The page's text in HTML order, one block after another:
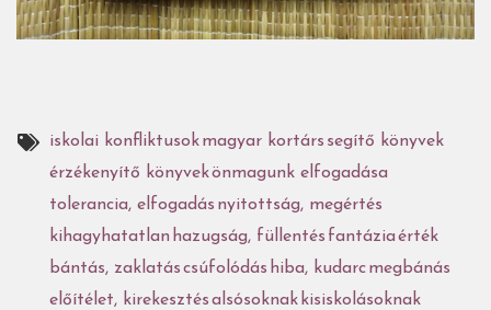
iskolai konfliktusokmagyar kortárs segítő könyvek
érzékenyítő könyvekönmagunk elfogadása
tolerancia, elfogadás nyitottság, megértés
kihagyhatatlan hazugság, füllentés fantáziaérték
bántás, zaklatáscsúfolódás hiba, kudarcmegbánás
előítélet, kirekesztésalsósoknak kisiskolásoknak